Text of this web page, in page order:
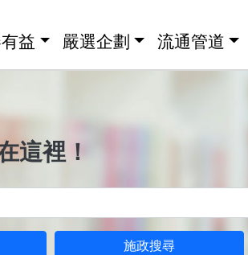
益 嚴選企劃 流通管道
這裡！
施政搜尋